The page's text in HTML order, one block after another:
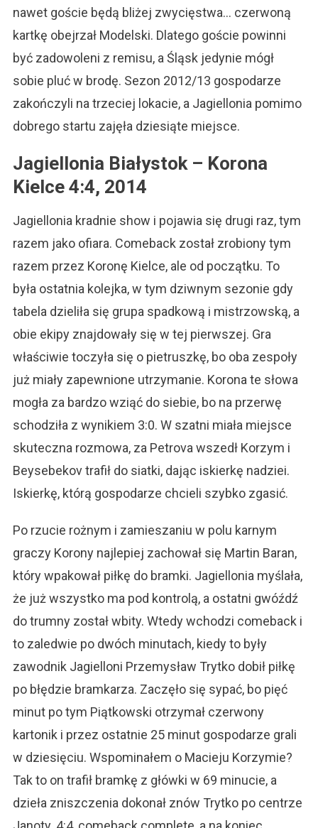
nawet goście będą bliżej zwycięstwa… czerwoną
kartkę obejrzał Modelski. Dlatego goście powinni
być zadowoleni z remisu, a Śląsk jedynie mógł
sobie pluć w brodę. Sezon 2012/13 gospodarze
zakończyli na trzeciej lokacie, a Jagiellonia pomimo
dobrego startu zajęła dziesiąte miejsce.
Jagiellonia Białystok– Korona
Kielce4:4, 2014
Jagiellonia kradnie show i pojawia się drugi raz, tym
razem jako ofiara. Comeback został zrobiony tym
razem przez Koronę Kielce, ale od początku. To
była ostatnia kolejka, w tym dziwnym sezonie gdy
tabela dzieliła się grupa spadkową i mistrzowską, a
obie ekipy znajdowały się w tej pierwszej. Gra
właściwie toczyła się o pietruszkę, bo oba zespoły
już miały zapewnione utrzymanie. Korona te słowa
mogła za bardzo wziąć do siebie, bo na przerwę
schodziła z wynikiem 3:0. W szatni miała miejsce
skuteczna rozmowa, za Petrova wszedł Korzym i
Beysebekov trafił do siatki, dając iskierkę nadziei.
Iskierkę, którą gospodarze chcieli szybko zgasić.
Po rzucie rożnym i zamieszaniu w polu karnym
graczy Korony najlepiej zachował się Martin Baran,
który wpakował piłkę do bramki. Jagiellonia myślała,
że już wszystko ma pod kontrolą, a ostatni gwóźdź
do trumny został wbity. Wtedy wchodzi comeback i
to zaledwie po dwóch minutach, kiedy to były
zawodnik Jagielloni Przemysław Trytko dobił piłkę
po błędzie bramkarza. Zaczęło się sypać, bo pięć
minut po tym Piątkowski otrzymał czerwony
kartonik i przez ostatnie 25 minut gospodarze grali
w dziesięciu. Wspominałem o Macieju Korzymie?
Tak to on trafił bramkę z główki w 69 minucie, a
dzieła zniszczenia dokonał znów Trytko po centrze